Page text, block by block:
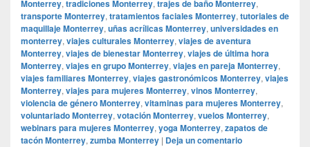
Monterrey, tradiciones Monterrey, trajes de baño Monterrey,
transporte Monterrey, tratamientos faciales Monterrey, tutoriales de
maquillaje Monterrey, uñas acrílicas Monterrey, universidades en
monterrey, viajes culturales Monterrey, viajes de aventura
Monterrey, viajes de bienestar Monterrey, viajes de última hora
Monterrey, viajes en grupo Monterrey, viajes en pareja Monterrey,
viajes familiares Monterrey, viajes gastronómicos Monterrey, viajes
Monterrey, viajes para mujeres Monterrey, vinos Monterrey,
violencia de género Monterrey, vitaminas para mujeres Monterrey,
voluntariado Monterrey, votación Monterrey, vuelos Monterrey,
webinars para mujeres Monterrey, yoga Monterrey, zapatos de
tacón Monterrey, zumba Monterrey | Deja un comentario